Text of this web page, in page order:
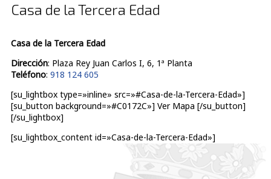
Casa de la Tercera Edad
Casa de la Tercera Edad
Dirección: Plaza Rey Juan Carlos I, 6, 1ª Planta
Teléfono: 918 124 605
[su_lightbox type=»inline» src=»#Casa-de-la-Tercera-Edad»]
[su_button background=»#C0172C»] Ver Mapa [/su_button]
[/su_lightbox]
[su_lightbox_content id=»Casa-de-la-Tercera-Edad»]